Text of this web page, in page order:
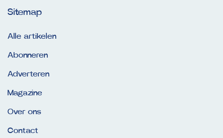
Sitemap
Alle artikelen
Abonneren
Adverteren
Magazine
Over ons
Contact